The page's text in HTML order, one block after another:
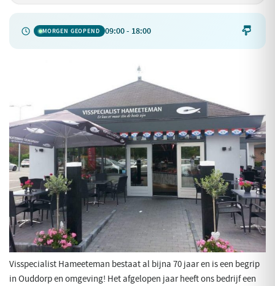
MORGEN GEOPEND 09:00 - 18:00 
Visspecialist Hameeteman bestaat al bijna 70 jaar en is een begrip
in Ouddorp en omgeving! Het afgelopen jaar heeft ons bedrijf een